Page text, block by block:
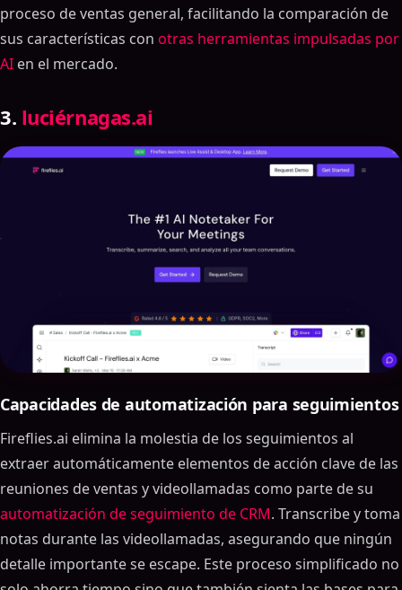
proceso de ventas general, facilitando la comparación de
sus características con otras herramientas impulsadas por
AI en el mercado.
3. luciérnagas.ai
Capacidades de automatización para seguimientos
Fireflies.ai elimina la molestia de los seguimientos al
extraer automáticamente elementos de acción clave de las
reuniones de ventas y videollamadas como parte de su
automatización de seguimiento de CRM. Transcribe y toma
notas durante las videollamadas, asegurando que ningún
detalle importante se escape. Este proceso simplificado no